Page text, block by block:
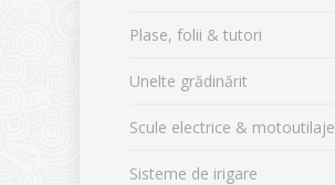
Plase, folii & tutori
Unelte grădinărit
Scule electrice & motoutilaje
Sisteme de irigare